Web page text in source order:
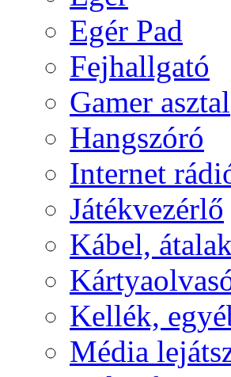
Egér Pad
Fejhallgató
Gamer asztal
Hangszóró
Internet
Játékvezérlő
Kábel,
Kellék,
Média